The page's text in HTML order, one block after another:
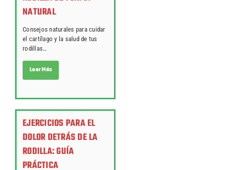
NATURAL
Consejos naturales para cuidar
el cartílago y la salud de tus
rodillas…
Leer Más
EJERCICIOS PARA EL
DOLOR DETRÁS DE LA
RODILLA: GUÍA
PRÁCTICA